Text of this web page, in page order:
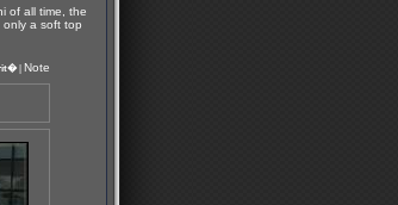
of all time, the
only a soft top
| Note